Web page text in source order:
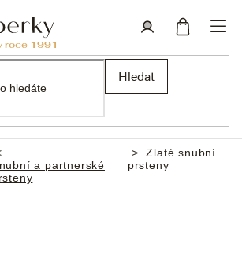
Hledat
a partnerské
Zlaté snubní
prsteny